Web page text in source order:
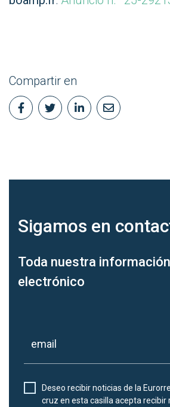
Compartir en
Sigamos en
Toda nuestra
electrónico
Deseo recibir noticias de la
cruz en esta casilla acepta recibir